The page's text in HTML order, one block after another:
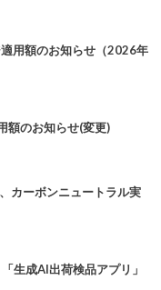
用額のお知らせ（2026年
のお知らせ(変更)
カーボンニュートラル実
生成AI出荷検品アプリ」